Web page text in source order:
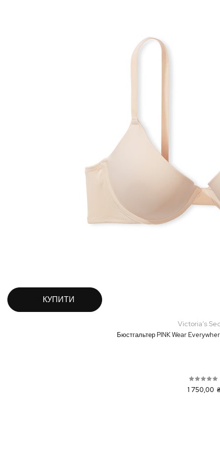
КУПИТИ
Victoria’s
Бюстгальтер PINK Wear
1 750,00 ₴